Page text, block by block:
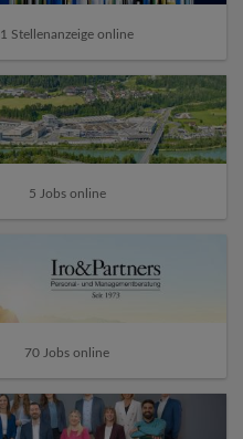
1 Stellenanzeige online
5 Jobs online
70 Jobs online